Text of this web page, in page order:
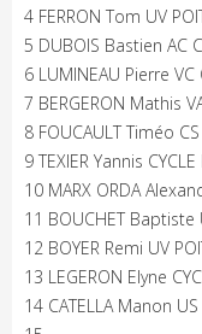
4 FERRON Tom UV
5 DUBOIS Bastien AC
6 LUMINEAU Pierre
7 BERGERON Mathis
8 FOUCAULT Timéo
9 TEXIER Yannis
10 MARX ORDA
11 BOUCHET Baptiste
12 BOYER Remi UV
13 LEGERON Elyne
14 CATELLA Manon